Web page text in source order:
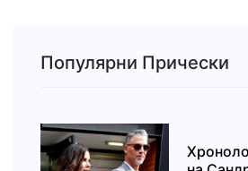
Популярни Прически